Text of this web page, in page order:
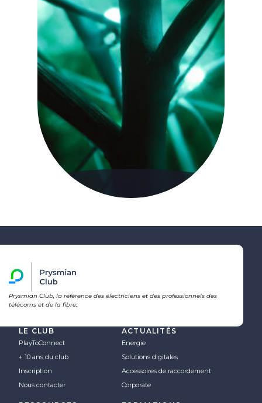
Prysmian Club, la référence des électriciens et des professionnels des
télécoms et de la fibre.
LE CLUB
PlayToConnect
+ 10 ans du club
Inscription
Nous contacter
ACTUALITÉS
Energie
Solutions digitales
Accessoires de raccordement
Corporate